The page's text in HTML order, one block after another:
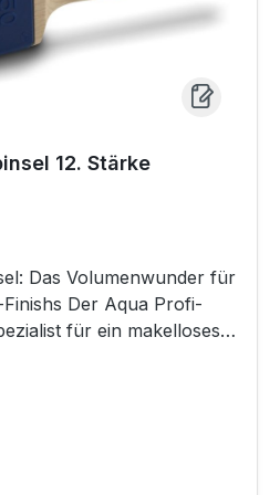
12. Stärke
Das Volumenwunder für
Der Aqua Profi-
für ein makelloses
eine enorme
perfekten Farbabgabe